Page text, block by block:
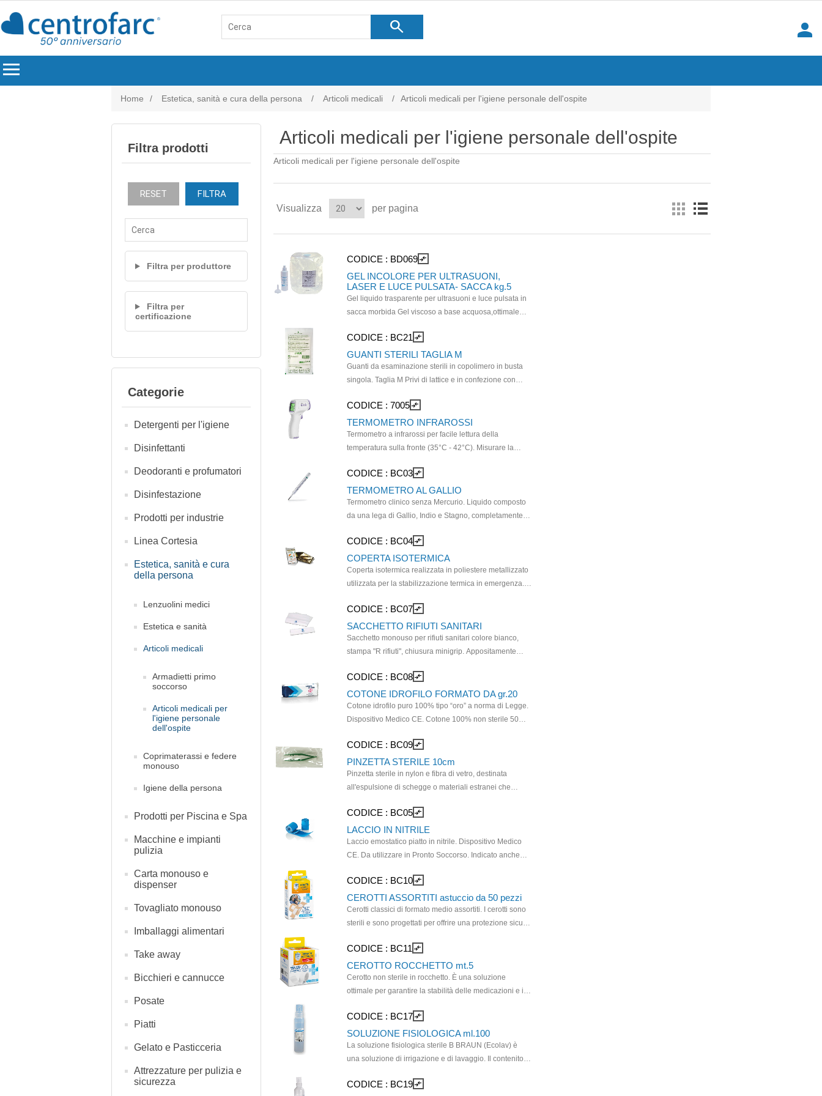
search
person
menu
Home / Estetica, sanità e cura della persona / Articoli medicali / Articoli medicali per l'igiene personale dell'ospite
Filtra prodotti
RESET FILTRA
Filtra per produttore
Filtra per
certificazione
Categorie
Detergenti per l'igiene
Disinfettanti
Deodoranti e profumatori
Disinfestazione
Prodotti per industrie
Linea Cortesia
Estetica, sanità e cura
della persona
Lenzuolini medici
Estetica e sanità
Articoli medicali
Armadietti primo
soccorso
Articoli medicali per
l'igiene personale
dell'ospite
Coprimaterassi e federe
monouso
Igiene della persona
Prodotti per Piscina e Spa
Macchine e impianti
pulizia
Carta monouso e
dispenser
Tovagliato monouso
Imballaggi alimentari
Take away
Bicchieri e cannucce
Posate
Piatti
Gelato e Pasticceria
Attrezzature per pulizia e
sicurezza
Articoli medicali per l'igiene personale dell'ospite
Articoli medicali per l'igiene personale dell'ospite
Visualizza per pagina
CODICE : BD069 compare_arrows
GEL INCOLORE PER ULTRASUONI,
LASER E LUCE PULSATA- SACCA kg.5
Gel liquido trasparente per ultrasuoni e luce pulsata in
sacca morbida Gel viscoso a base acquosa,ottimale
dall'effetto "filo", non contiene formaldeide e, la sua
particolare struttura, favorisce il movimento della sonda,
facilitando il lavoro dell'operatore. Non infiammabile,
non corrosivo e stabile alla temperatura non sono
incluse: 1 sacca morbida in PE atossico da 5 litri.+ 1
flacone vuoto e erogatore.
CODICE : BC21 compare_arrows
GUANTI STERILI TAGLIA M
Guanti da esaminazione sterili in copolimero in busta
singola. Taglia M Privi di lattice e in confezione con
riassortimento di cassette del pronto soccorso.
CODICE : 7005 compare_arrows
TERMOMETRO INFRAROSSI
Termometro a infrarossi per facile lettura della
temperatura sulla fronte (35°C - 42°C). Misurare la
semplice, basta premere un pulsante. Adatto solame
nte per lettura della temperatura corporea senza
contatto fisico diretto. Permette di ottenere un valore
preciso in modo pressochè immediato. Pile ministilo
CODICE : BC03 compare_arrows
TERMOMETRO AL GALLIO
Termometro clinico senza Mercurio. Liquido composto
da una lega di Gallio, Indio e Stagno, completamente
Medico CE. Di facile lettura, basta tenerlo in contatto
con la zona di cui si vuole misurare la temperatura. 1
termometro in astuccio singolo.
CODICE : BC04 compare_arrows
COPERTA ISOTERMICA
Coperta isotermica realizzata in poliestere metallizzato
utilizzata per la stabilizzazione termica in emergenza.
o l'ipotertermia (lato oro interno) in incidenti, traumi,
ustioni, soccorrso alpino e sport endurance. Coperta
singola in busta di plastica. Dispositivo medico CE.
Dimensioni:210x160cm.
CODICE : BC07 compare_arrows
SACCHETTO RIFIUTI SANITARI
Sacchetto monouso per rifiuti sanitari colore bianco,
stampa "R rifiuti", chiusura minigrip. Appositamente
rifiuti generati da attività sanitarie. Realizzato in
materiale resistente ed impermeabile per prevenire
rischi e contaminazioni. Dimensioni (L x H): 18x25 cm
CODICE : BC08 compare_arrows
COTONE IDROFILO FORMATO DA gr.20
Cotone idrofilo puro 100% tipo “oro” a norma di Legge.
Dispositivo Medico CE. Cotone 100% non sterile 50%
Inodore. Biodegradabile oltre il 90%.
CODICE : BC09 compare_arrows
PINZETTA STERILE 10cm
Pinzetta sterile in nylon e fibra di vetro, destinata
all'espulsione di schegge o materiali estranei che
corpo umano. Le pinzette sono ideate per effettuare
medicazioni garantendo la massima igiene.
Confezionata in busta singola termosaldata per
garantire la sterilità del prodotto. Adatta a medicazioni e
cliniche.
CODICE : BC05 compare_arrows
LACCIO IN NITRILE
Laccio emostatico piatto in nitrile. Dispositivo Medico
CE. Da utilizzare in Pronto Soccorso. Indicato anche
singola. Utilizzare possibilmente con guanti monouso
Dimensioni mm 460 x 25 mm
CODICE : BC10 compare_arrows
CEROTTI ASSORTITI astuccio da 50 pezzi
Cerotti classici di formato medio assortiti. I cerotti sono
sterili e sono progettati per offrire una protezione sicura
CODICE : BC11 compare_arrows
CEROTTO ROCCHETTO mt.5
Cerotto non sterile in rocchetto. È una soluzione
ottimale per garantire la stabilità delle medicazioni e il
alla pelle per assicurare una tenuta affidabile delle
bende, delle ferite e altri interventi di pronto soccorso.
Ritagliabile su misura manualmente o con delle forbici.
CODICE : BC17 compare_arrows
SOLUZIONE FISIOLOGICA ml.100
La soluzione fisiologica sterile B BRAUN (Ecolav) è
una soluzione di irrigazione e di lavaggio. Il contenitore
maneggevole, versatile, di facile trasporto ed
CODICE : BC19 compare_arrows